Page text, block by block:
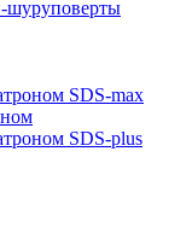
шуруповерты
SDS-max
SDS-plus